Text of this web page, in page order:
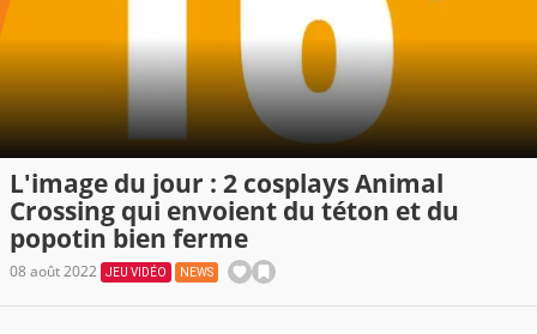
L'image du jour : 2 cosplays Animal
Crossing qui envoient du téton et du
popotin bien ferme
08 août 2022 JEU VIDÉO NEWS